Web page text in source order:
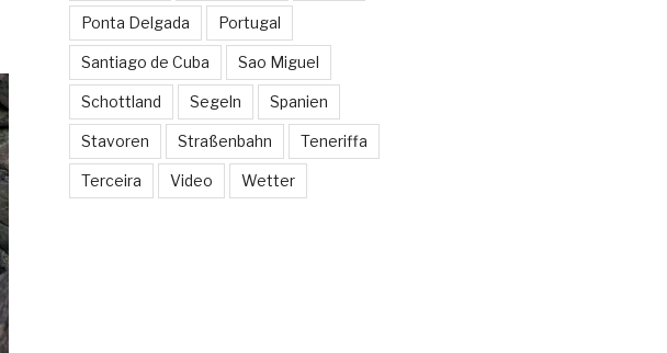
Ponta Delgada Portugal
Santiago de Cuba Sao Miguel
Schottland Segeln Spanien
Stavoren Straßenbahn Teneriffa
Terceira Video Wetter